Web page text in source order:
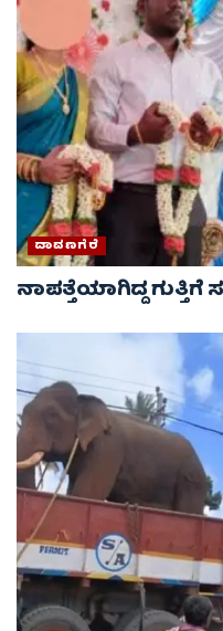
ದಾವಣಗೆರೆ
ನಾಪತ್ತೆಯಾಗಿದ್ದ